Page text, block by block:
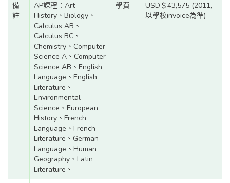
備
註
AP課程：Art
History、Biology、
Calculus AB、
Calculus BC、
Chemistry、Computer
Science A、Computer
Science AB、English
Language、English
Literature、
Environmental
Science、European
History、French
Language、French
Literature、German
Language、Human
Geography、Latin
Literature、
學費
USD＄43,575 (2011,
以學校invoice為準)